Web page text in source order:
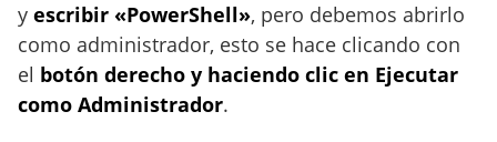
y escribir «PowerShell», pero debemos abrirlo
como administrador, esto se hace clicando con
el botón derecho y haciendo clic en Ejecutar
como Administrador.